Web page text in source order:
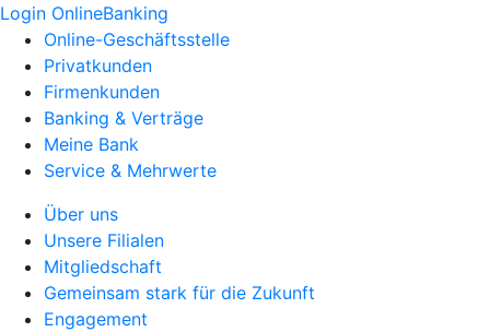
Login OnlineBanking
Online-Geschäftsstelle
Privatkunden
Firmenkunden
Banking & Verträge
Meine Bank
Service & Mehrwerte
Über uns
Unsere Filialen
Mitgliedschaft
Gemeinsam stark für die Zukunft
Engagement